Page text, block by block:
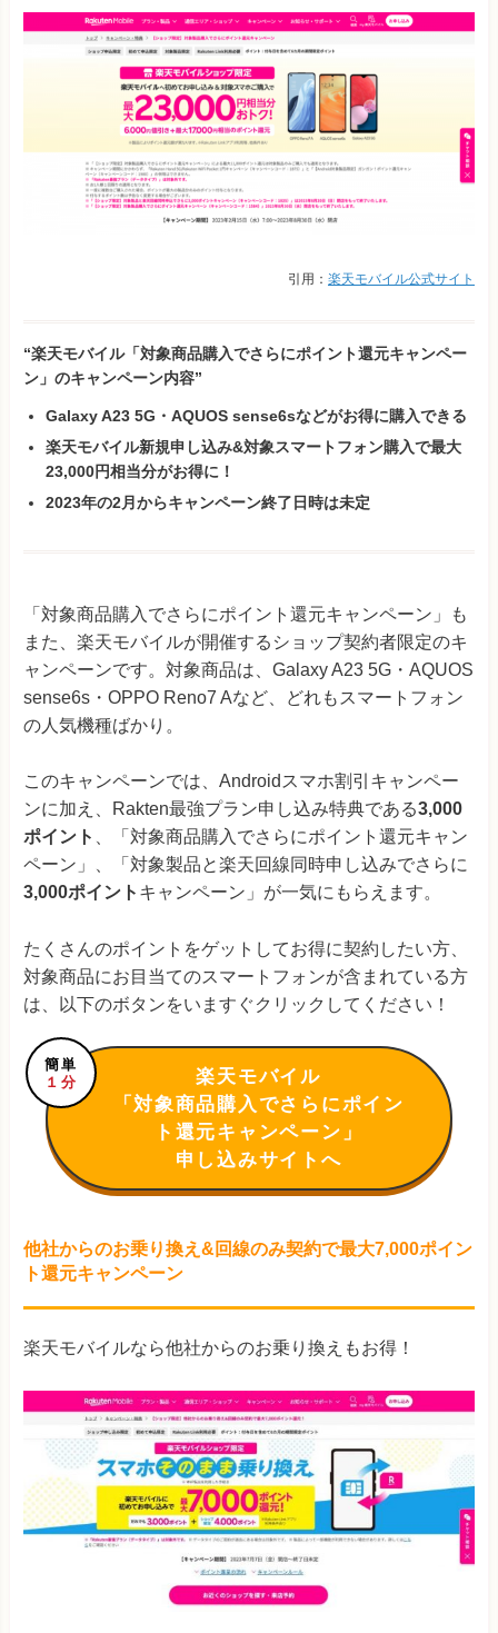
引用： 楽天モバイル公式サイト
“楽天モバイル「対象商品購入でさらにポイント還元キャンペー
ン」のキャンペーン内容”
Galaxy A23 5G・AQUOS sense6sなどがお得に購入できる
楽天モバイル新規申し込み&対象スマートフォン購入で最大
23,000円相当分がお得に！
2023年の2月からキャンペーン終了日時は未定
「対象商品購入でさらにポイント還元キャンペーン」も
また、楽天モバイルが開催するショップ契約者限定のキ
ャンペーンです。対象商品は、Galaxy A23 5G・AQUOS
sense6s・OPPO Reno7 Aなど、どれもスマートフォン
の人気機種ばかり。
このキャンペーンでは、Androidスマホ割引キャンペー
ンに加え、Rakten最強プラン申し込み特典である3,000
ポイント
、「対象商品購入でさらにポイント還元キャン
ペーン」、「対象製品と楽天回線同時申し込みでさらに
3,000ポイント キャンペーン」が一気にもらえます。
たくさんのポイントをゲットしてお得に契約したい方、
対象商品にお目当てのスマートフォンが含まれている方
は、以下のボタンをいますぐクリックしてください！
簡単
１分
楽天モバイル
「対象商品購入でさらにポイン
ト還元キャンペーン」
申し込みサイトへ
他社からのお乗り換え&回線のみ契約で最大7,000ポイン
ト還元キャンペーン
楽天モバイルなら他社からのお乗り換えもお得！